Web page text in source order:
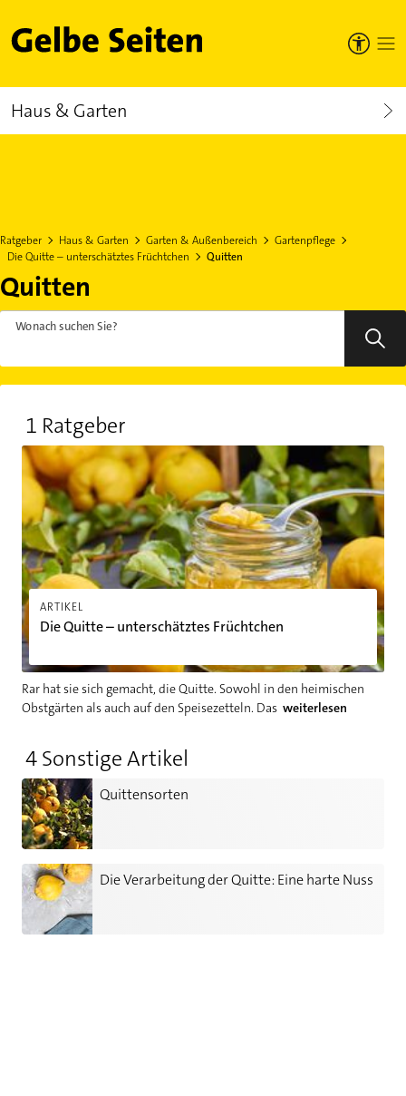
Gelbe Seiten
Haus & Garten
Ratgeber Haus & Garten Garten & Außenbereich
Gartenpflege
Die Quitte – unterschätztes Früchtchen
Quitten
Quitten
Wonach suchen Sie?
1 Ratgeber
ARTIKEL
Die Quitte – unterschätztes Früchtchen
Rar hat sie sich gemacht, die Quitte. Sowohl in den heimischen
Obstgärten als auch auf den Speisezetteln. Das weiterlesen
Die Quitte – unterschätztes Früchtchen
4 Sonstige Artikel
Quittensorten
Quittensorten
Die Verarbeitung der Quitte: Eine harte Nuss
Die Verarbeitung der Quitte: Eine harte Nuss